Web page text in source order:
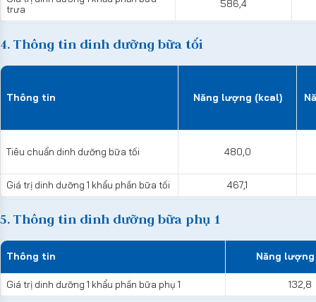
trưa
586,4
4. Thông tin dinh dưỡng bữa tối
Thông tin Năng lượng (kcal)
Tiêu chuẩn dinh dưỡng bữa tối 480,0
Giá trị dinh dưỡng 1 khẩu phần bữa tối 467,1
5. Thông tin dinh dưỡng bữa phụ 1
Thông tin Năng
Giá trị dinh dưỡng 1 khẩu phần bữa phụ 1 132,8